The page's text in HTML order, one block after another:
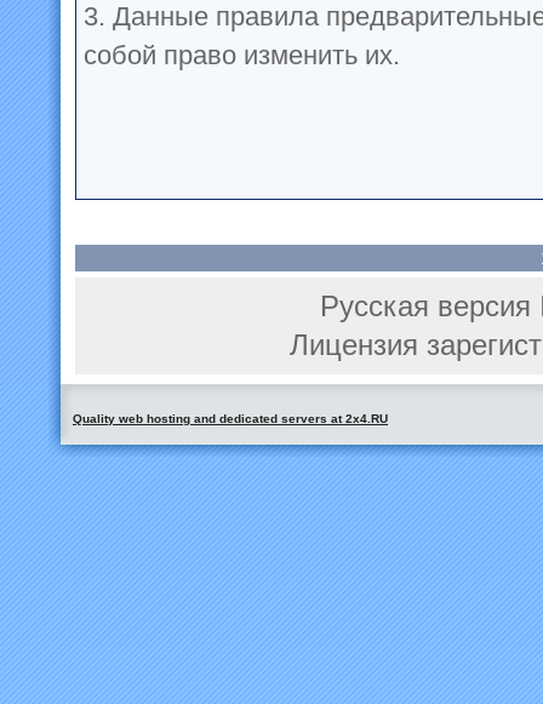
3. Данные правила
собой право изменить их.
Русская
Лицензия
Quality web hosting and dedicated servers at 2x4.RU